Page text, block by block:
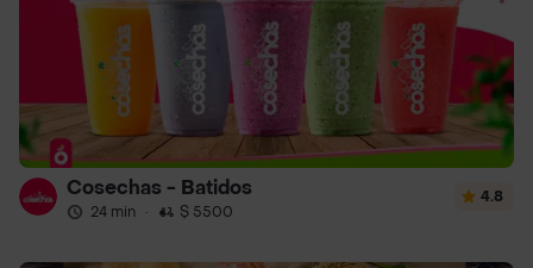
Cosechas - Batidos
24 min · $ 5500
4.8